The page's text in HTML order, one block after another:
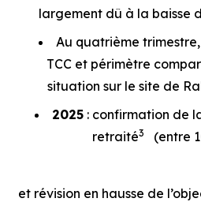
largement dû à la baisse
Au quatrième
TCC et périmètre
situation sur le site de
2025: confirmation de
retraité3 (entre
et révision en hausse de